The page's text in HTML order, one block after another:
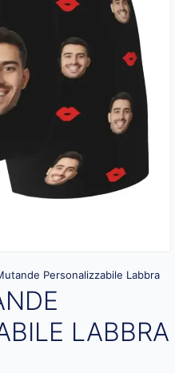
Personalizzabile Labbra
LABBRA